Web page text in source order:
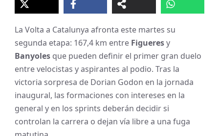
La Volta a Catalunya afronta este martes su
segunda etapa: 167,4 km entre Figueresy
Banyoles que pueden definir el primer gran duelo
entre velocistas y aspirantes al podio. Tras la
victoria sorpresa de Dorian Godon en la jornada
inaugural, las formaciones con intereses en la
general y en los sprints deberán decidir si
controlan la carrera o dejan vía libre a una fuga